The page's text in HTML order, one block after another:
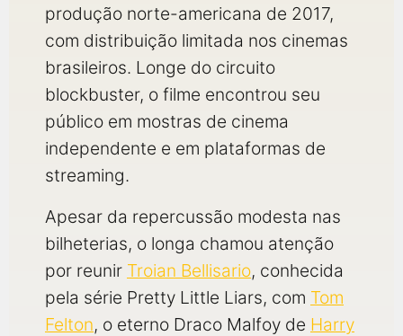
produção norte-americana de 2017,
com distribuição limitada nos cinemas
brasileiros. Longe do circuito
blockbuster, o filme encontrou seu
público em mostras de cinema
independente e em plataformas de
streaming.
Apesar da repercussão modesta nas
bilheterias, o longa chamou atenção
por reunir Troian Bellisario, conhecida
pela série Pretty Little Liars, com Tom
Felton, o eterno Draco Malfoy de Harry